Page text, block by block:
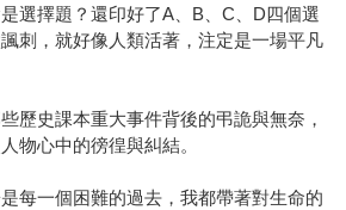
選擇題？還印好了A、B、C、D四個選
刺，就好像人類活著，注定是一場平凡
歷史課本重大事件背後的弔詭與無奈，
物心中的徬徨與糾結。
每一個困難的過去，我都帶著對生命的